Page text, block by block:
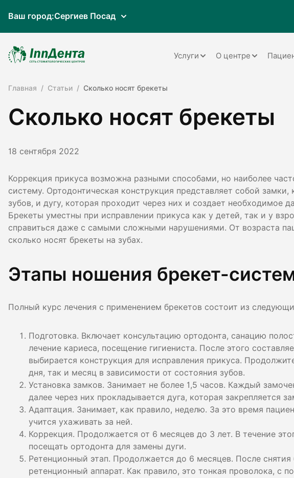
Ваш город:Сергиев Посад
Услуги
Ортопедия
Имплантация
Пародонтология
Хирургия
Детская стоматология
Диагностика
О центре
Главная Статьи Сколько носят брекеты
Сколько носят брекеты
18 сентября 2022
Коррекция прикуса возможна разными способами, но наиболее
систему. Ортодонтическая конструкция представляет собой замки,
зубов, и дугу, которая проходит через них и создает необходимое
Брекеты уместны при исправлении прикуса как у детей, так и у
справиться даже с самыми сложными нарушениями. От возраста
сколько носят брекеты на зубах.
Этапы ношения брекет-
Полный курс лечения с применением брекетов состоит из
Подготовка. Включает консультацию ортодонта, санацию
лечение кариеса, посещение гигиениста. После этого
выбирается конструкция для исправления прикуса.
дня, так и месяц в зависимости от состояния зубов.
Установка замков. Занимает не более 1,5 часов. Каждый
далее через них прокладывается дуга, которая закрепляется
Адаптация. Занимает, как правило, неделю. За это время
учится ухаживать за ней.
Коррекция. Продолжается от 6 месяцев до 3 лет. В течение
посещать ортодонта для замены дуги.
Ретенционный этап. Продолжается до 6 месяцев. После снятия
ретенционный аппарат. Как правило, это тонкая проволока, с